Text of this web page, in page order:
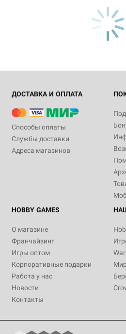
ДОСТАВКА И ОПЛАТА
Способы оплаты
Службы доставки
Адреса магазинов
HOBBY GAMES
О магазине
Франчайзинг
Игры оптом
Корпоративные подарки
Работа у нас
Новости
Контакты